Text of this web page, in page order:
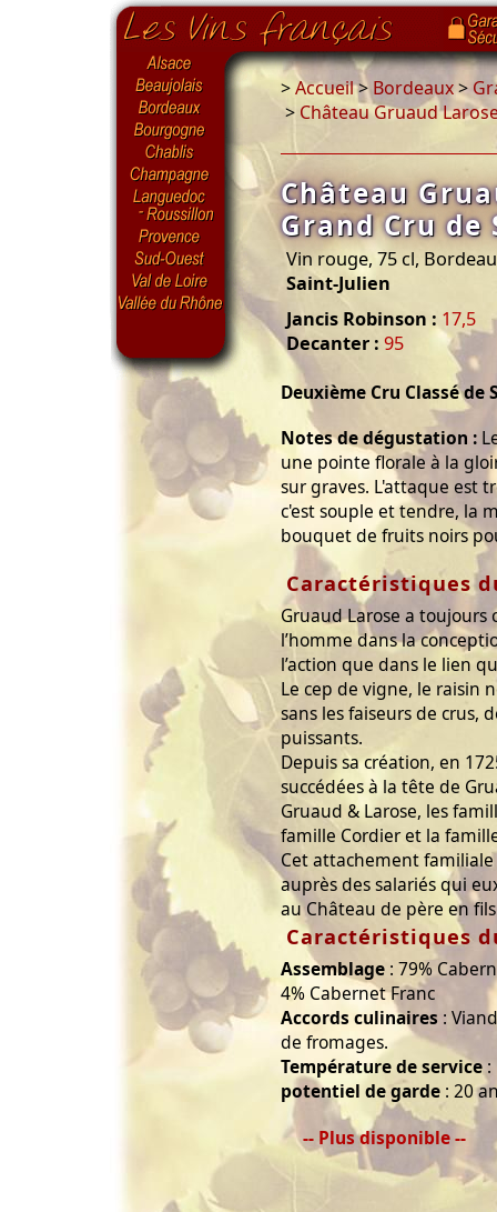
>Accueil>Bordeaux>
> Château Gruaud
Château
Grand Cru de
Vin rouge, 75 cl,
Saint-Julien
Jancis Robinson : 17,5
Decanter : 95
Deuxième Cru Classé de
Notes de dégustation :
une pointe florale à la
sur graves. L'attaque est
c'est souple et tendre, la
bouquet de fruits noirs
Caractéristiques
Gruaud Larose a toujours
l’homme dans la
l’action que dans le lien
Le cep de vigne, le raisin
sans les faiseurs de crus,
puissants.
Depuis sa création, en
succédées à la tête de
Gruaud & Larose, les
famille Cordier et la
Cet attachement
auprès des salariés qui
au Château de père en
Caractéristiques
Assemblage : 79%
4% Cabernet Franc
Accords culinaires :
de fromages.
Température de service :
potentiel de garde : 20
-- Plus disponible --